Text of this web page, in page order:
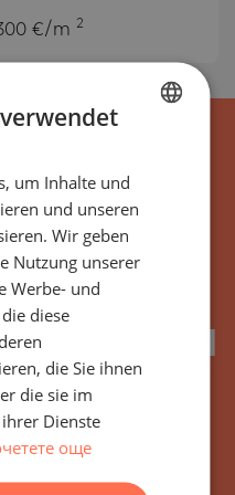
€/m 2
Sie alle
und
des
ENGLISH
GERMAN
FRENCH
ROMANIAN
um Inhalte und
und unseren
Wir geben
Nutzung unserer
Werbe- und
diese
die Sie ihnen
die sie im
Dienste
още